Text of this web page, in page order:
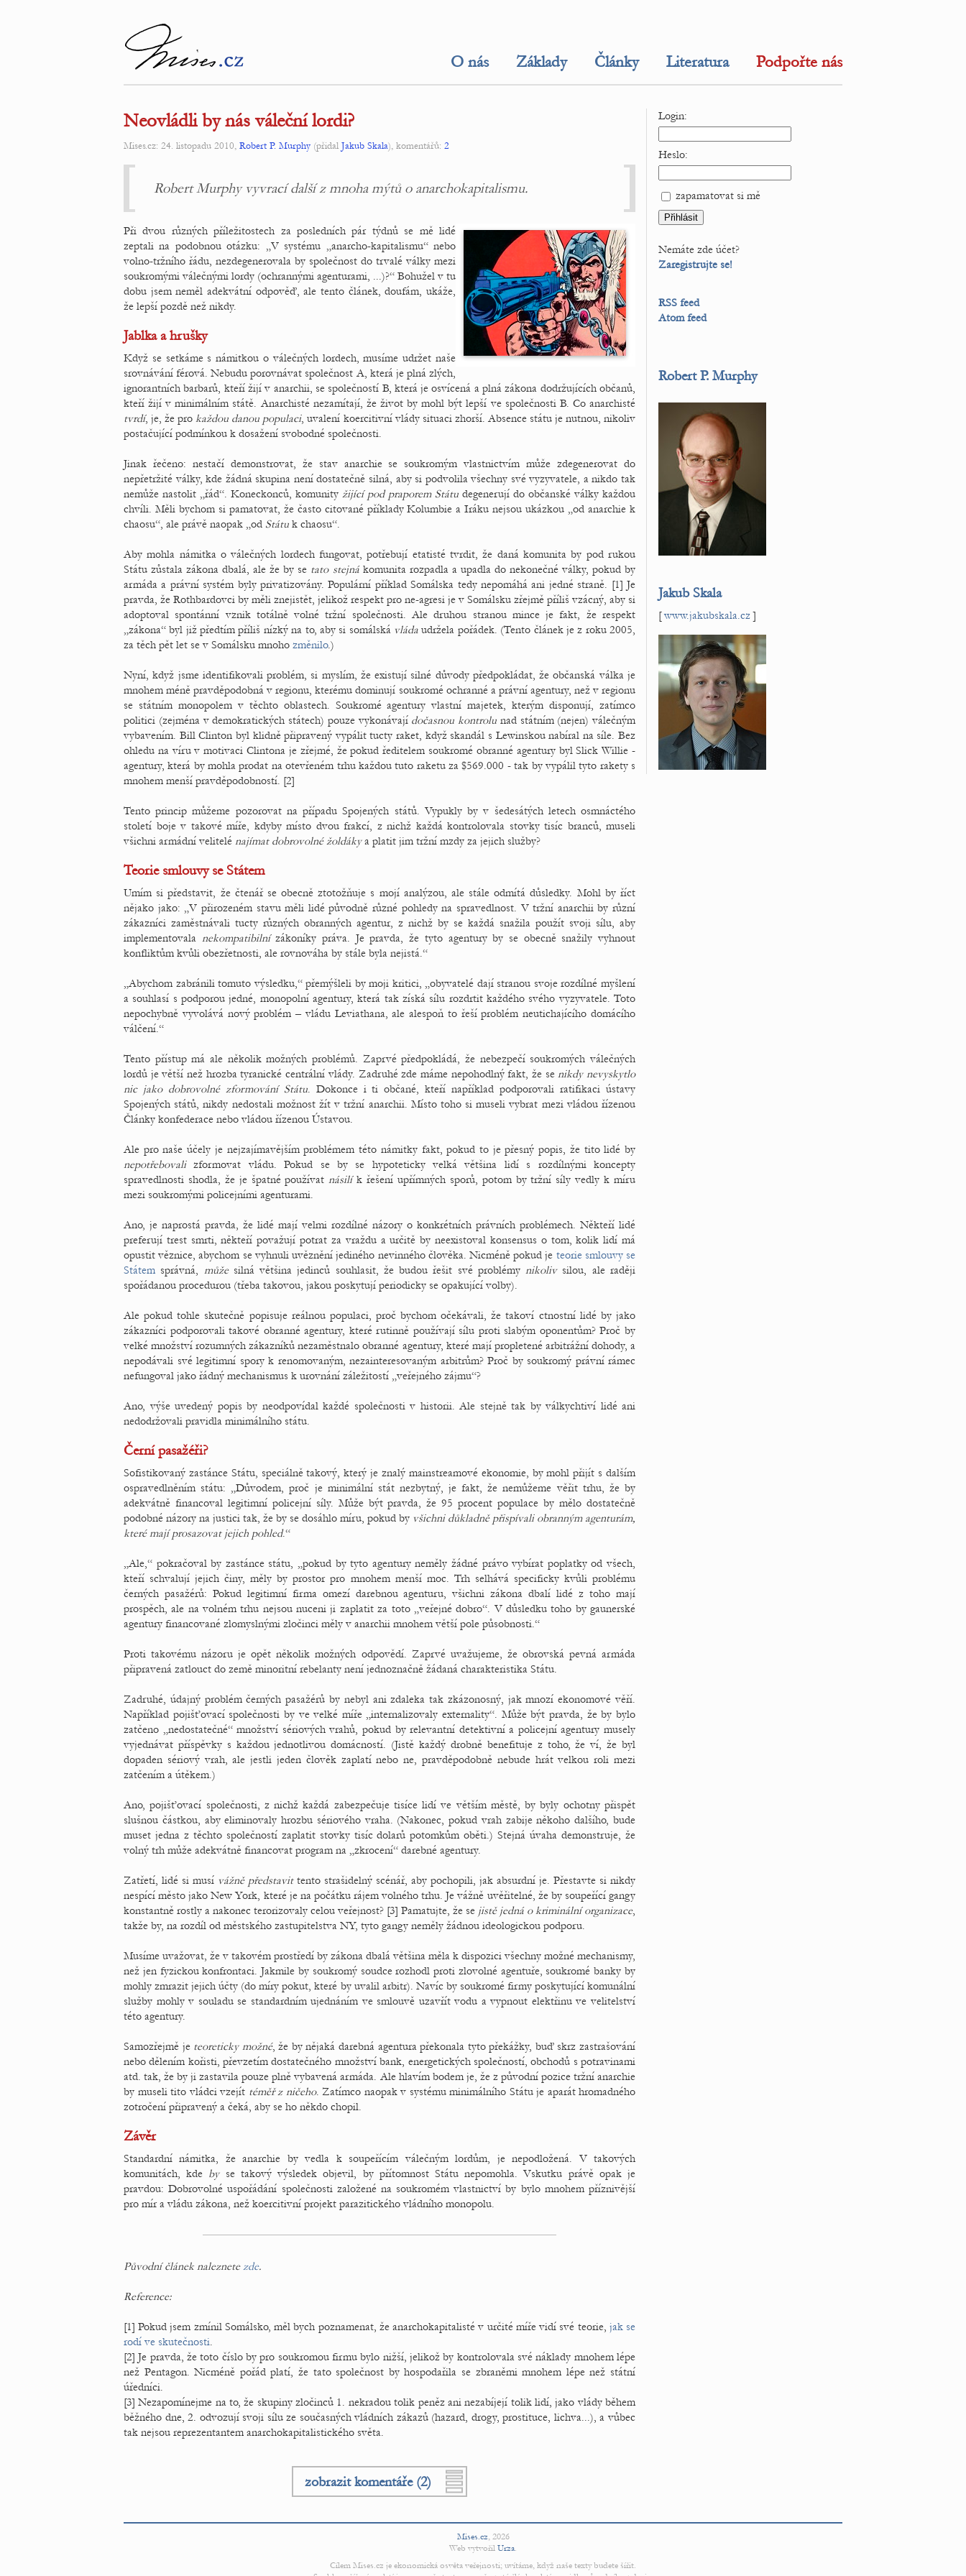
O nás Základy Články Literatura Podpořte nás
Neovládli by nás váleční lordi?
Mises.cz: 24. listopadu 2010, Robert P. Murphy (přidal Jakub Skala), komentářů: 2
Robert Murphy vyvrací další z mnoha mýtů o anarchokapitalismu.
Při dvou různých příležitostech za posledních pár týdnů se mě lidé
zeptali na podobnou otázku: „V systému „anarcho-kapitalismu“ nebo
volno-tržního řádu, nezdegenerovala by společnost do trvalé války mezi
soukromými válečnými lordy (ochrannými agenturami, ...)?“ Bohužel v tu
dobu jsem neměl adekvátní odpověď, ale tento článek, doufám, ukáže,
že lepší pozdě než nikdy.
Jablka a hrušky
Když se setkáme s námitkou o válečných lordech, musíme udržet naše
srovnávání férová. Nebudu porovnávat společnost A, která je plná zlých,
ignorantních barbarů, kteří žijí v anarchii, se společností B, která je osvícená a plná zákona dodržujících občanů,
kteří žijí v minimálním státě. Anarchisté nezamítají, že život by mohl být lepší ve společnosti B. Co anarchisté
tvrdí, je, že prokaždou danou populaci, uvalení koercitivní vlády situaci zhorší. Absence státu je nutnou, nikoliv
postačující podmínkou k dosažení svobodné společnosti.
Jinak řečeno: nestačí demonstrovat, že stav anarchie se soukromým vlastnictvím může zdegenerovat do
nepřetržité války, kde žádná skupina není dostatečně silná, aby si podvolila všechny své vyzyvatele, a nikdo tak
nemůže nastolit „řád“. Koneckonců, komunity žijící pod praporem Státu degenerují do občanské války každou
chvíli. Měli bychom si pamatovat, že často citované příklady Kolumbie a Iráku nejsou ukázkou „od anarchie k
chaosu“, ale právě naopak „od Státu k chaosu“.
Aby mohla námitka o válečných lordech fungovat, potřebují etatisté tvrdit, že daná komunita by pod rukou
Státu zůstala zákona dbalá, ale že by se tato stejnákomunita rozpadla a upadla do nekonečné války, pokud by
armáda a právní systém byly privatizovány. Populární příklad Somálska tedy nepomáhá ani jedné straně. [1] Je
pravda, že Rothbardovci by měli znejistět, jelikož respekt pro ne-agresi je v Somálsku zřejmě příliš vzácný, aby si
adoptoval spontánní vznik totálně volné tržní společnosti. Ale druhou stranou mince je fakt, že respekt
„zákona“ byl již předtím příliš nízký na to, aby si somálská vláda udržela pořádek. (Tento článek je z roku 2005,
za těch pět let se v Somálsku mnoho změnilo.)
Nyní, když jsme identifikovali problém, si myslím, že existují silné důvody předpokládat, že občanská válka je
mnohem méně pravděpodobná v regionu, kterému dominují soukromé ochranné a právní agentury, než v regionu
se státním monopolem v těchto oblastech. Soukromé agentury vlastní majetek, kterým disponují, zatímco
politici (zejména v demokratických státech) pouze vykonávají dočasnou kontrolu nad státním (nejen) válečným
vybavením. Bill Clinton byl klidně připravený vypálit tucty raket, když skandál s Lewinskou nabíral na síle. Bez
ohledu na víru v motivaci Clintona je zřejmé, že pokud ředitelem soukromé obranné agentury byl Slick Willie -
agentury, která by mohla prodat na otevřeném trhu každou tuto raketu za $569.000 - tak by vypálil tyto rakety s
mnohem menší pravděpodobností. [2]
Tento princip můžeme pozorovat na případu Spojených států. Vypukly by v šedesátých letech osmnáctého
století boje v takové míře, kdyby místo dvou frakcí, z nichž každá kontrolovala stovky tisíc branců, museli
všichni armádní velitelé najímat dobrovolné žoldákya platit jim tržní mzdy za jejich služby?
Teorie smlouvy se Státem
Umím si představit, že čtenář se obecně ztotožňuje s mojí analýzou, ale stále odmítá důsledky. Mohl by říct
nějako jako: „V přirozeném stavu měli lidé původně různé pohledy na spravedlnost. V tržní anarchii by různí
zákazníci zaměstnávali tucty různých obranných agentur, z nichž by se každá snažila použít svoji sílu, aby
implementovala nekompatibilnízákoníky práva. Je pravda, že tyto agentury by se obecně snažily vyhnout
konfliktům kvůli obezřetnosti, ale rovnováha by stále byla nejistá.“
„Abychom zabránili tomuto výsledku,“ přemýšleli by moji kritici, „obyvatelé dají stranou svoje rozdílné myšlení
a souhlasí s podporou jedné, monopolní agentury, která tak získá sílu rozdrtit každého svého vyzyvatele. Toto
nepochybně vyvolává nový problém – vládu Leviathana, ale alespoň to řeší problém neutichajícího domácího
válčení.“
Tento přístup má ale několik možných problémů. Zaprvé předpokládá, že nebezpečí soukromých válečných
lordů je větší než hrozba tyranické centrální vlády. Zadruhé zde máme nepohodlný fakt, že senikdy nevyskytlo
nic jako dobrovolné zformování Státu. Dokonce i ti občané, kteří například podporovali ratifikaci ústavy
Spojených států, nikdy nedostali možnost žít v tržní anarchii. Místo toho si museli vybrat mezi vládou řízenou
Články konfederace nebo vládou řízenou Ústavou.
Ale pro naše účely je nejzajímavějším problémem této námitky fakt, pokud to je přesný popis, že tito lidé by
nepotřebovalizformovat vládu. Pokud se by se hypoteticky velká většina lidí s rozdílnými koncepty
spravedlnosti shodla, že je špatné používatnásilík řešení upřímných sporů, potom by tržní síly vedly k míru
mezi soukromými policejními agenturami.
Ano, je naprostá pravda, že lidé mají velmi rozdílné názory o konkrétních právních problémech. Někteří lidé
preferují trest smrti, někteří považují potrat za vraždu a určitě by neexistoval konsensus o tom, kolik lidí má
opustit věznice, abychom se vyhnuli uvěznění jediného nevinného člověka. Nicméně pokud je teorie smlouvy se
Státem správná, můžesilná většina jedinců souhlasit, že budou řešit své problémynikolivsilou, ale raději
spořádanou procedurou (třeba takovou, jakou poskytují periodicky se opakující volby).
Ale pokud tohle skutečně popisuje reálnou populaci, proč bychom očekávali, že takoví ctnostní lidé by jako
zákazníci podporovali takové obranné agentury, které rutinně používají sílu proti slabým oponentům? Proč by
velké množství rozumných zákazníků nezaměstnalo obranné agentury, které mají propletené arbitrážní dohody, a
nepodávali své legitimní spory k renomovaným, nezainteresovaným arbitrům? Proč by soukromý právní rámec
nefungoval jako řádný mechanismus k urovnání záležitostí „veřejného zájmu“?
Ano, výše uvedený popis by neodpovídal každé společnosti v historii. Ale stejně tak by válkychtiví lidé ani
nedodržovali pravidla minimálního státu.
Černí pasažéři?
Sofistikovaný zastánce Státu, speciálně takový, který je znalý mainstreamové ekonomie, by mohl přijít s dalším
ospravedlněním státu: „Důvodem, proč je minimální stát nezbytný, je fakt, že nemůžeme věřit trhu, že by
adekvátně financoval legitimní policejní síly. Může být pravda, že 95 procent populace by mělo dostatečně
podobné názory na justici tak, že by se dosáhlo míru, pokud by všichni důkladně přispívali obranným agenturám,
které mají prosazovat jejich pohled.“
„Ale,“ pokračoval by zastánce státu, „pokud by tyto agentury neměly žádné právo vybírat poplatky od všech,
kteří schvalují jejich činy, měly by prostor pro mnohem menší moc. Trh selhává specificky kvůli problému
černých pasažérů: Pokud legitimní firma omezí darebnou agenturu, všichni zákona dbalí lidé z toho mají
prospěch, ale na volném trhu nejsou nuceni ji zaplatit za toto „veřejné dobro“. V důsledku toho by gaunerské
agentury financované zlomyslnými zločinci měly v anarchii mnohem větší pole působnosti.“
Proti takovému názoru je opět několik možných odpovědí. Zaprvé uvažujeme, že obrovská pevná armáda
připravená zatlouct do země minoritní rebelanty není jednoznačně žádaná charakteristika Státu.
Zadruhé, údajný problém černých pasažérů by nebyl ani zdaleka tak zkázonosný, jak mnozí ekonomové věří.
Například pojišťovací společnosti by ve velké míře „internalizovaly externality“. Může být pravda, že by bylo
zatčeno „nedostatečné“ množství sériových vrahů, pokud by relevantní detektivní a policejní agentury musely
vyjednávat příspěvky s každou jednotlivou domácností. (Jistě každý drobně benefituje z toho, že ví, že byl
dopaden sériový vrah, ale jestli jeden člověk zaplatí nebo ne, pravděpodobně nebude hrát velkou roli mezi
zatčením a útěkem.)
Ano, pojišťovací společnosti, z nichž každá zabezpečuje tisíce lidí ve větším městě, by byly ochotny přispět
slušnou částkou, aby eliminovaly hrozbu sériového vraha. (Nakonec, pokud vrah zabije někoho dalšího, bude
muset jedna z těchto společností zaplatit stovky tisíc dolarů potomkům oběti.) Stejná úvaha demonstruje, že
volný trh může adekvátně financovat program na „zkrocení“ darebné agentury.
Zatřetí, lidé si musí vážně představittento strašidelný scénář, aby pochopili, jak absurdní je. Přestavte si nikdy
nespící město jako New York, které je na počátku rájem volného trhu. Je vážně uvěřitelné, že by soupeřící gangy
konstantně rostly a nakonec terorizovaly celou veřejnost? [3] Pamatujte, že se jistě jedná o kriminální organizace,
takže by, na rozdíl od městského zastupitelstva NY, tyto gangy neměly žádnou ideologickou podporu.
Musíme uvažovat, že v takovém prostředí by zákona dbalá většina měla k dispozici všechny možné mechanismy,
než jen fyzickou konfrontaci. Jakmile by soukromý soudce rozhodl proti zlovolné agentuře, soukromé banky by
mohly zmrazit jejich účty (do míry pokut, které by uvalil arbitr). Navíc by soukromé firmy poskytující komunální
služby mohly v souladu se standardním ujednáním ve smlouvě uzavřít vodu a vypnout elektřinu ve velitelství
této agentury.
Samozřejmě je teoreticky možné, že by nějaká darebná agentura překonala tyto překážky, buď skrz zastrašování
nebo dělením kořisti, převzetím dostatečného množství bank, energetických společností, obchodů s potravinami
atd. tak, že by ji zastavila pouze plně vybavená armáda. Ale hlavím bodem je, že z původní pozice tržní anarchie
by museli tito vládci vzejít téměř z ničeho. Zatímco naopak v systému minimálního Státu je aparát hromadného
zotročení připravený a čeká, aby se ho někdo chopil.
Závěr
Standardní námitka, že anarchie by vedla k soupeřícím válečným lordům, je nepodložená. V takových
komunitách, kde byse takový výsledek objevil, by přítomnost Státu nepomohla. Vskutku právě opak je
pravdou: Dobrovolné uspořádání společnosti založené na soukromém vlastnictví by bylo mnohem příznivější
pro mír a vládu zákona, než koercitivní projekt parazitického vládního monopolu.
Původní článek naleznetezde.
Reference:
[1] Pokud jsem zmínil Somálsko, měl bych poznamenat, že anarchokapitalisté v určité míře vidí své teorie, jak se
rodí ve skutečnosti.
[2] Je pravda, že toto číslo by pro soukromou firmu bylo nižší, jelikož by kontrolovala své náklady mnohem lépe
než Pentagon. Nicméně pořád platí, že tato společnost by hospodařila se zbraněmi mnohem lépe než státní
úředníci.
[3] Nezapomínejme na to, že skupiny zločinců 1. nekradou tolik peněz ani nezabíjejí tolik lidí, jako vlády během
běžného dne, 2. odvozují svoji sílu ze současných vládních zákazů (hazard, drogy, prostituce, lichva...), a vůbec
tak nejsou reprezentantem anarchokapitalistického světa.
zobrazit komentáře (2)
Login:
Heslo:
zapamatovat si mě
Nemáte zde účet?
Zaregistrujte se!
RSS feed
Atom feed
Robert P. Murphy
Jakub Skala
[www.jakubskala.cz]
Mises.cz, 2026
Web vytvořil Urza.
Cílem Mises.cz je ekonomická osvěta veřejnosti; uvítáme, když naše texty budete šířit.